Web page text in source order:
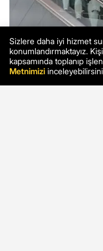
Sizlere daha iyi hizmet
konumlandırmaktayız.
kapsamında toplanıp
Metnimizi